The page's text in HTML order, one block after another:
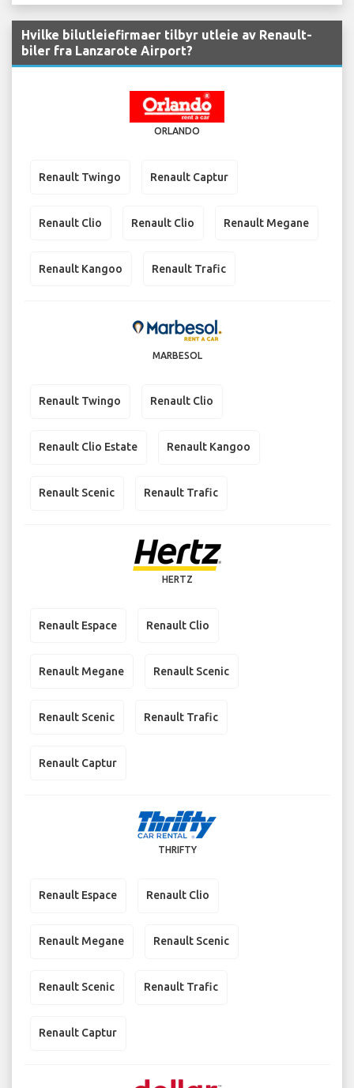
Hvilke bilutleiefirmaer tilbyr utleie av Renault-
biler fra Lanzarote Airport?
ORLANDO
Renault Twingo Renault Captur
Renault Clio Renault Clio Renault Megane
Renault Kangoo Renault Trafic
MARBESOL
Renault Twingo Renault Clio
Renault Clio Estate Renault Kangoo
Renault Scenic Renault Trafic
HERTZ
Renault Espace Renault Clio
Renault Megane Renault Scenic
Renault Scenic Renault Trafic
Renault Captur
THRIFTY
Renault Espace Renault Clio
Renault Megane Renault Scenic
Renault Scenic Renault Trafic
Renault Captur